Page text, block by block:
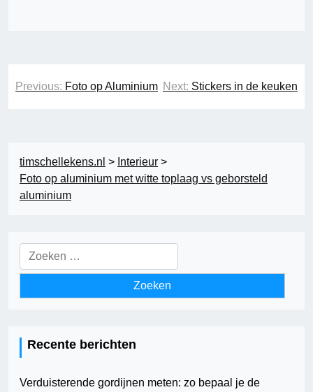
Bericht
Previous: Foto op Aluminium Next: Stickers in de keuken
timschellekens.nl > Interieur >
Foto op aluminium met witte toplaag vs geborsteld
aluminium
Zoeken
naar:
Recente berichten
Verduisterende gordijnen meten: zo bepaal je de